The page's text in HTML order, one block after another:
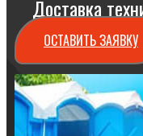
Доставка
ОСТАВИТЬ ЗАЯВКУ